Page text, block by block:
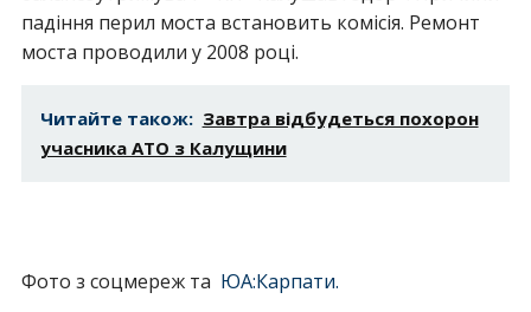
падіння перил моста встановить комісія. Ремонт
моста проводили у 2008 році.
Читайте також: Завтра відбудеться похорон
учасника АТО з Калущини
Фото з соцмереж та ЮА:Карпати.